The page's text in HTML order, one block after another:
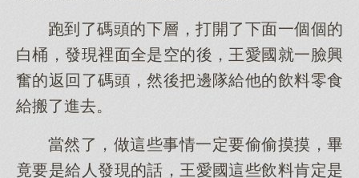
跑到了碼頭的下層，打開了下面一個個的
白桶，發現裡面全是空的後，王愛國就一臉興
奮的返回了碼頭，然後把邊隊給他的飲料零食
給搬了進去。
當然了，做這些事情一定要偷偷摸摸，畢
竟要是給人發現的話，王愛國這些飲料肯定是